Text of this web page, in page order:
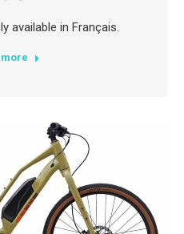
available in Français.